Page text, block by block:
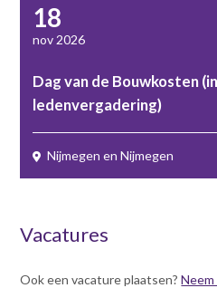
18
nov 2026
Dag van de Bouwkosten
ledenvergadering)
Nijmegen en Nijmegen
Vacatures
Ook een vacature plaatsen?